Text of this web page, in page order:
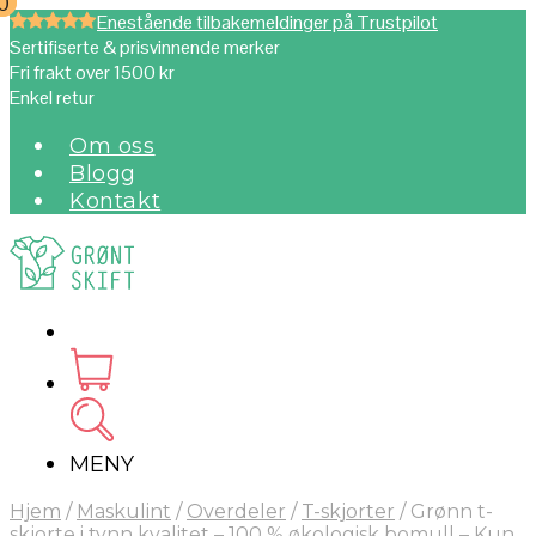
Enestående tilbakemeldinger på Trustpilot
Sertifiserte & prisvinnende merker
Fri frakt over 1500 kr
Enkel retur
Om oss
Blogg
Kontakt
MENY
Hjem / Maskulint / Overdeler / T-skjorter /Grønn t-